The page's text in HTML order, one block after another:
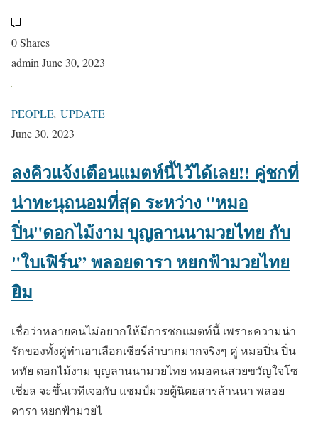
0 Shares
admin June 30, 2023
PEOPLE, UPDATE
June 30, 2023
ลงคิวแจ้งเตือนแมตท์นี้ไว้ได้เลย!! คู่ชกที่
น่าทะนุถนอมที่สุด ระหว่าง "หมอ
ปิ่น"ดอกไม้งาม บุญลานนามวยไทย กับ
"ใบเฟิร์น” พลอยดารา หยกฟ้ามวยไทย
ยิม
เชื่อว่าหลายคนไม่อยากให้มีการชกแมตท์นี้ เพราะความน่า
รักของทั้งคู่ทำเอาเลือกเชียร์ลำบากมากจริงๆ คู่ หมอปิ่น ปิ่น
หทัย ดอกไม้งาม บุญลานนามวยไทย หมอคนสวยขวัญใจโซ
เชี่ยล จะขึ้นเวทีเจอกับ แชมป์มวยตู้นิตยสารล้านนา พลอย
ดารา หยกฟ้ามวยไ